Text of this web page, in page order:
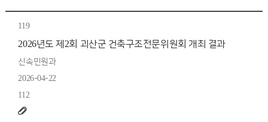
119
2026년도 제2회 괴산군 건축구조전문위원회 개최 결과
신속민원과
2026-04-22
112